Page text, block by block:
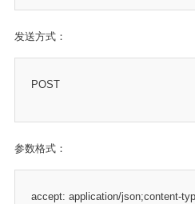
发送方式：
POST
参数格式：
accept: application/json;content-